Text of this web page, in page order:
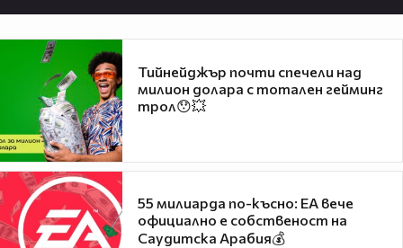
Тийнейджър почти спечели над
милион долара с тотален гейминг
трол😯💥
55 милиарда по-късно: EA вече
официално е собственост на
Саудитска Арабия💰